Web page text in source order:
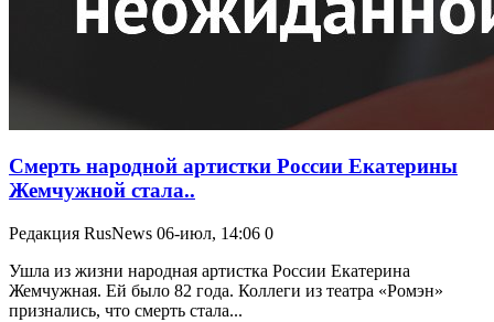
Смерть народной артистки России Екатерины
Жемчужной стала..
Редакция RusNews 06-июл, 14:06 0
Ушла из жизни народная артистка России Екатерина
Жемчужная. Ей было 82 года. Коллеги из театра «Ромэн»
признались, что смерть стала...